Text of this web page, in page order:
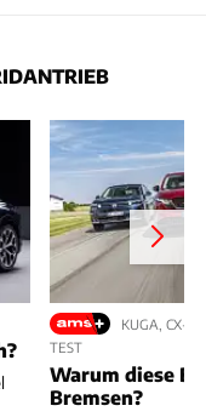
KUGA, CX-5,
TEST
Warum diese
Bremsen?